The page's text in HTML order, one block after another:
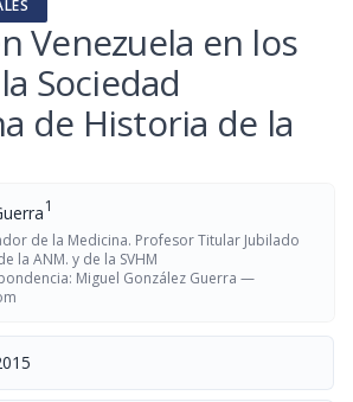
Venezuela en los
Sociedad
de Historia de la
1
de la Medicina. Profesor Titular Jubilado
la ANM. y de la SVHM
Miguel González Guerra —